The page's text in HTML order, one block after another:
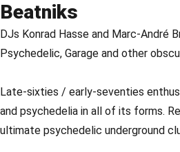
Beatniks
DJs Konrad Hasse and Marc-André
Psychedelic, Garage and other
Late-sixties / early-seventies
and psychedelia in all of its forms.
ultimate psychedelic underground